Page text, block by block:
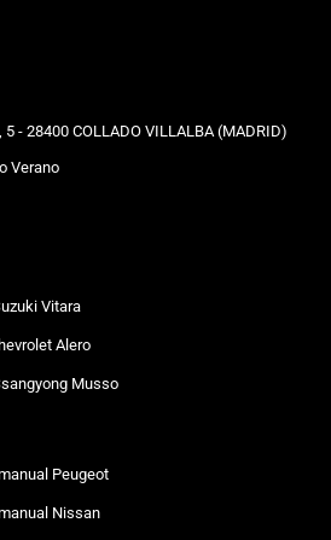
5 - 28400 COLLADO VILLALBA (MADRID)
Verano
Vitara
Alero
Musso
Peugeot
Nissan